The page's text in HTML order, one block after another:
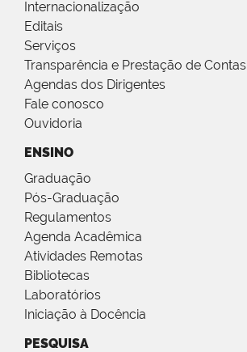
Internacionalização
Editais
Serviços
Transparência e Prestação de Contas
Agendas dos Dirigentes
Fale conosco
Ouvidoria
ENSINO
Graduação
Pós-Graduação
Regulamentos
Agenda Acadêmica
Atividades Remotas
Bibliotecas
Laboratórios
Iniciação à Docência
PESQUISA